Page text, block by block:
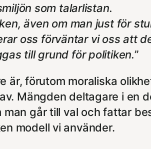
som talarlistan.
även om man just för
oss förväntar vi oss att
till grund för politiken.”
är, förutom moraliska
Mängden deltagare i en
man går till val och fattar
modell vi använder.